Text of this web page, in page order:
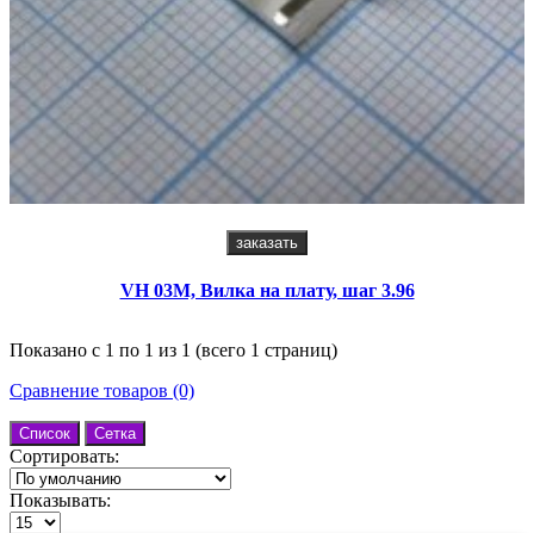
заказать
VH 03M, Вилка на плату, шаг 3.96
Показано с 1 по 1 из 1 (всего 1 страниц)
Сравнение товаров (0)
Список Сетка
Сортировать:
Показывать: